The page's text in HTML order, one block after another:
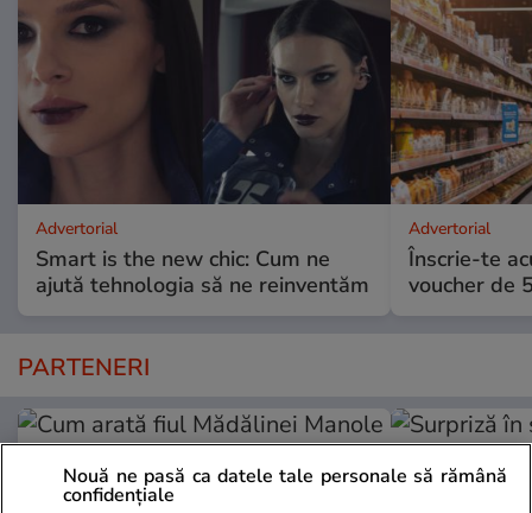
Advertorial
Smart is the new chic: Cum ne
ajută tehnologia să ne reinventăm
Advertorial
Înscrie-te
voucher de
PARTENERI
Nouă ne pasă ca datele tale personale să rămână
confidențiale